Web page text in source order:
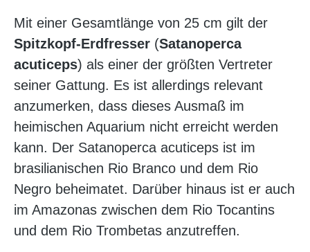
Mit einer Gesamtlänge von 25 cm gilt der
Spitzkopf-Erdfresser (Satanoperca
acuticeps) als einer der größten Vertreter
seiner Gattung. Es ist allerdings relevant
anzumerken, dass dieses Ausmaß im
heimischen Aquarium nicht erreicht werden
kann. Der Satanoperca acuticeps ist im
brasilianischen Rio Branco und dem Rio
Negro beheimatet. Darüber hinaus ist er auch
im Amazonas zwischen dem Rio Tocantins
und dem Rio Trombetas anzutreffen.